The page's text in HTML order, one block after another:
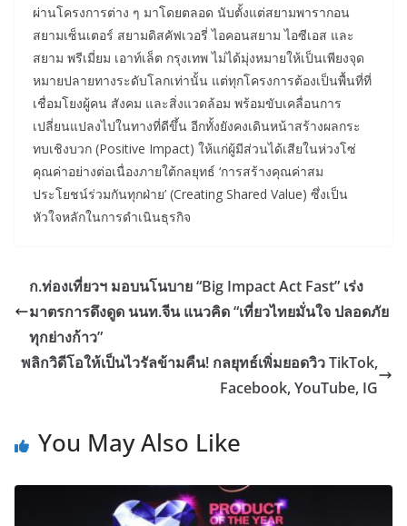
ผ่านโครงการต่าง ๆ มาโดยตลอด นับตั้งแต่สยามพารากอน
สยามเซ็นเตอร์ สยามดิสคัฟเวอรี่ ไอคอนสยาม ไอซีเอส และ
สยาม พรีเมี่ยม เอาท์เล็ต กรุงเทพ ไม่ได้มุ่งหมายให้เป็นเพียงจุด
หมายปลายทางระดับโลกเท่านั้น แต่ทุกโครงการต้องเป็นพื้นที่ที่
เชื่อมโยงผู้คน สังคม และสิ่งแวดล้อม พร้อมขับเคลื่อนการ
เปลี่ยนแปลงไปในทางที่ดีขึ้น อีกทั้งยังคงเดินหน้าสร้างผลกระ
ทบเชิงบวก (Positive Impact) ให้แก่ผู้มีส่วนได้เสียในห่วงโซ่
คุณค่าอย่างต่อเนื่องภายใต้กลยุทธ์ ‘การสร้างคุณค่าสม
ประโยชน์ร่วมกันทุกฝ่าย’ (Creating Shared Value) ซึ่งเป็น
หัวใจหลักในการดำเนินธุรกิจ
ก.ท่องเที่ยวฯ มอบนโนบาย “Big Impact Act Fast” เร่ง
มาตรการดึงดูด นนท.จีน แนวคิด “เที่ยวไทยมั่นใจ ปลอดภัย
ทุกย่างก้าว”
พลิกวิดีโอให้เป็นไวรัลข้ามคืน! กลยุทธ์เพิ่มยอดวิว TikTok,
Facebook, YouTube, IG
You May Also Like